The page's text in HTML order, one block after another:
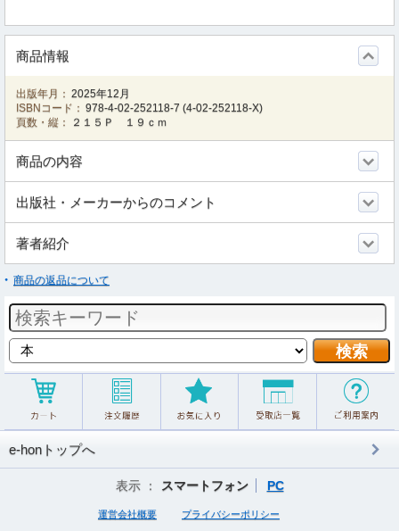
商品情報
出版年月： 2025年12月
ISBNコード： 978-4-02-252118-7 (4-02-252118-X)
頁数・縦：
２１５Ｐ １９ｃｍ
商品の内容
出版社・メーカーからのコメント
著者紹介
商品の返品について
e-honトップへ
表示 ： スマートフォン PC
運営会社概要 プライバシーポリシー